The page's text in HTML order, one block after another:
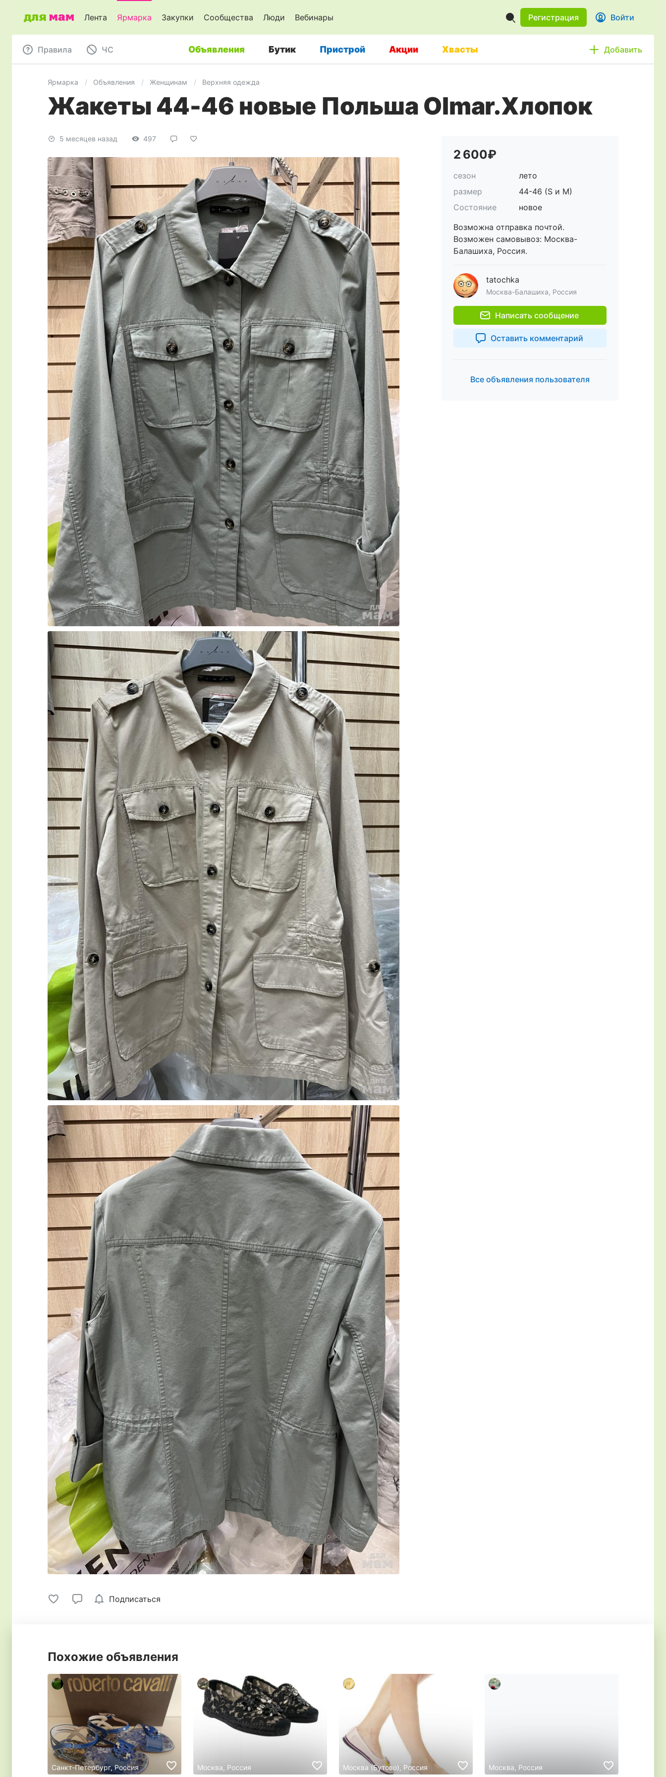
Лента Ярмарка Закупки Сообщества Люди Вебинары Регистрация Войти
Правила ЧC Добавить
Объявления Бутик Пристрой Акции Хвасты
Ярмарка Объявления Женщинам Верхняя одежда
Жакеты 44-46 новые Польша Olmar.Хлопок
5 месяцев назад 497
2 600₽
сезон
лето
размер
44-46 (S и M)
Состояние
новое
Возможна отправка почтой.
Возможен самовывоз: Москва-
Балашиха, Россия.
tatochka
Москва-Балашиха, Россия
Написать сообщение
Оставить комментарий
Все объявления пользователя
Подписаться
Похожие объявления
Санкт-Петербург, Россия Москва, Россия Москва (Бутово), Россия Москва, Россия